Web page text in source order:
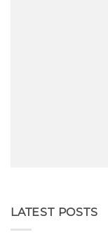
LATEST POSTS